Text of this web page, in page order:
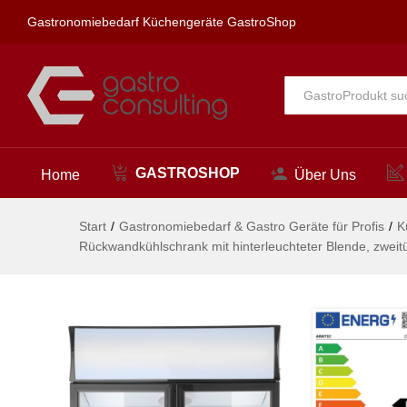
Gastronomiebedarf Küchengeräte GastroShop
Alle
Home GASTROSHOP Über Uns
Start / Gastronomiebedarf & Gastro Geräte für Profis /
Rückwandkühlschrank mit hinterleuchteter Blende,
220-240V/510W,